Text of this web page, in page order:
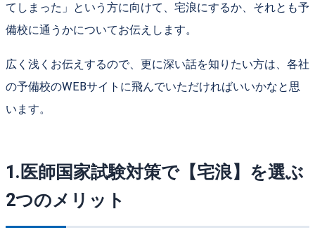
てしまった」という方に向けて、宅浪にするか、それとも予
備校に通うかについてお伝えします。
広く浅くお伝えするので、更に深い話を知りたい方は、各社
の予備校のWEBサイトに飛んでいただければいいかなと思
います。
1.医師国家試験対策で【宅浪】を選ぶ
2つのメリット